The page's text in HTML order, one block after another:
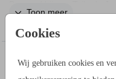
Cookies
Wij gebruiken cookies en
Toon meer
IN DEZELFDE